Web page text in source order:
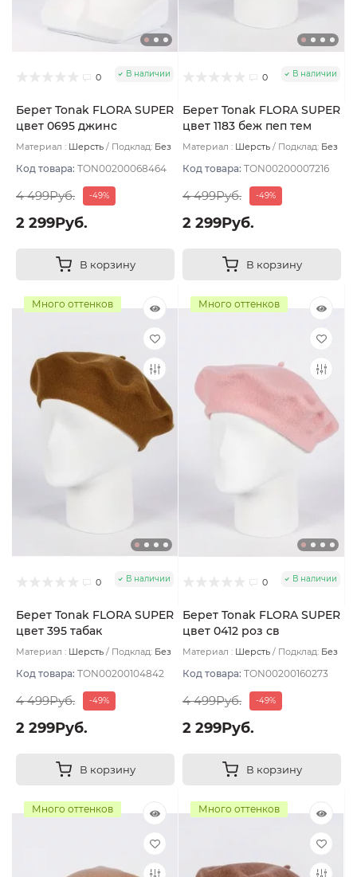
0 В наличии
Берет Tonak FLORA SUPER
цвет 0695 джинс
Материал : Шерсть Подклад: Без
Код товара: TON00200068464
4 499Руб. -49%
2 299Руб.
В корзину
0 В наличии
Берет Tonak FLORA SUPER
цвет 1183 беж пеп тем
Материал : Шерсть Подклад: Без
Код товара: TON00200007216
4 499Руб. -49%
2 299Руб.
В корзину
Много оттенков
0 В наличии
Берет Tonak FLORA SUPER
цвет 395 табак
Материал : Шерсть Подклад: Без
Код товара: TON00200104842
4 499Руб. -49%
2 299Руб.
В корзину
Много оттенков
0 В наличии
Берет Tonak FLORA SUPER
цвет 0412 роз св
Материал : Шерсть Подклад: Без
Код товара: TON00200160273
4 499Руб. -49%
2 299Руб.
В корзину
Много оттенков Много оттенков